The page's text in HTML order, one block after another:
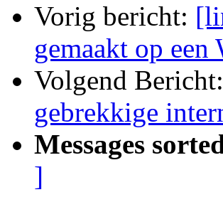
Vorig bericht:
gemaakt op een
Volgend Bericht:
gebrekkige
Messages
]